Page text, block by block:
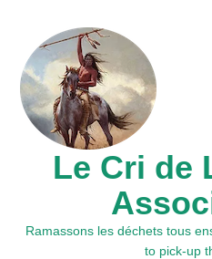
Le Cri de
Ramassons les déchets tous
to pick-up